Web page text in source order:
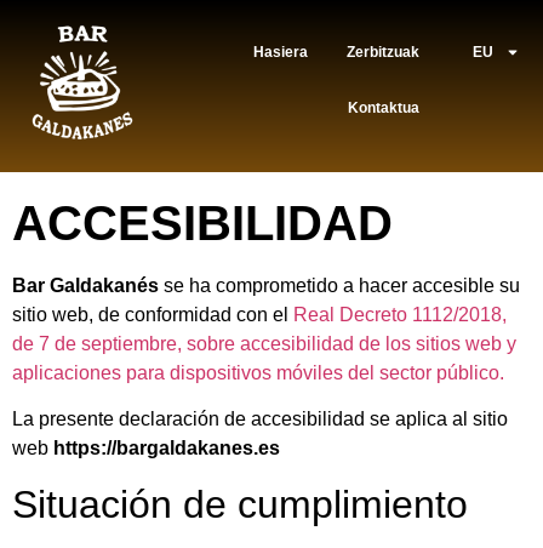
Hasiera Zerbitzuak
Kontaktua
EU
ACCESIBILIDAD
Bar Galdakanés se ha comprometido a hacer accesible su
sitio web, de conformidad con el Real Decreto 1112/2018,
de 7 de septiembre, sobre accesibilidad de los sitios web y
aplicaciones para dispositivos móviles del sector público.
La presente declaración de accesibilidad se aplica al sitio
web https://bargaldakanes.es
Situación de cumplimiento